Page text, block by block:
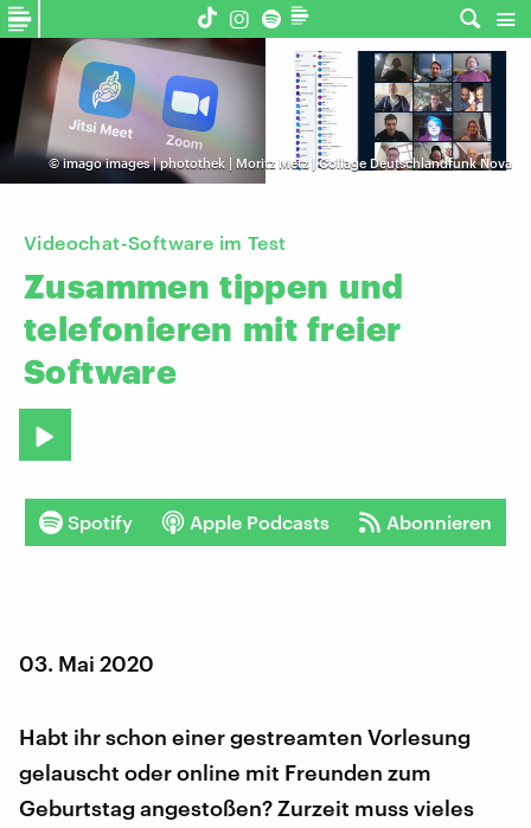
©imago images | photothek | Moritz Metz | Collage Deutschlandfunk Nova
Videochat-Software im Test
Zusammen tippen und
telefonieren mit freier
Software
Spotify Apple Podcasts Abonnieren
03. Mai 2020
Habt ihr schon einer gestreamten Vorlesung
gelauscht oder online mit Freunden zum
Geburtstag angestoßen? Zurzeit muss vieles